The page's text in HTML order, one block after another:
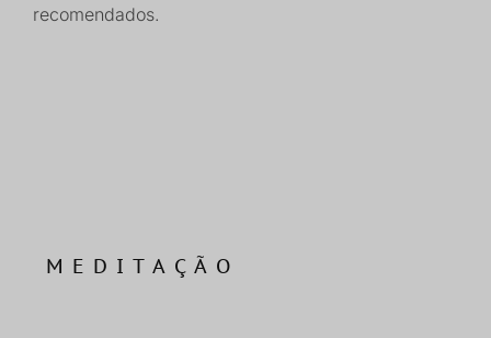
recomendados.
MEDITAÇÃO